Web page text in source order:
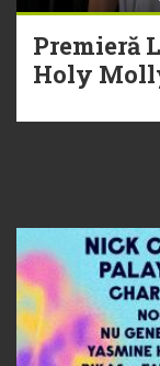
Premieră
Holy